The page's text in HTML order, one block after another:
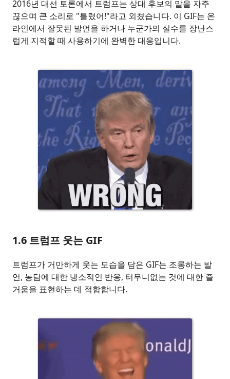
2016년 대선 토론에서 트럼프는 상대 후보의 말을 자주
끊으며 큰 소리로 "틀렸어!"라고 외쳤습니다. 이 GIF는 온
라인에서 잘못된 발언을 하거나 누군가의 실수를 장난스
럽게 지적할 때 사용하기에 완벽한 대응입니다.
1.6 트럼프 웃는 GIF
트럼프가 거만하게 웃는 모습을 담은 GIF는 조롱하는 발
언, 농담에 대한 냉소적인 반응, 터무니없는 것에 대한 즐
거움을 표현하는 데 적합합니다.